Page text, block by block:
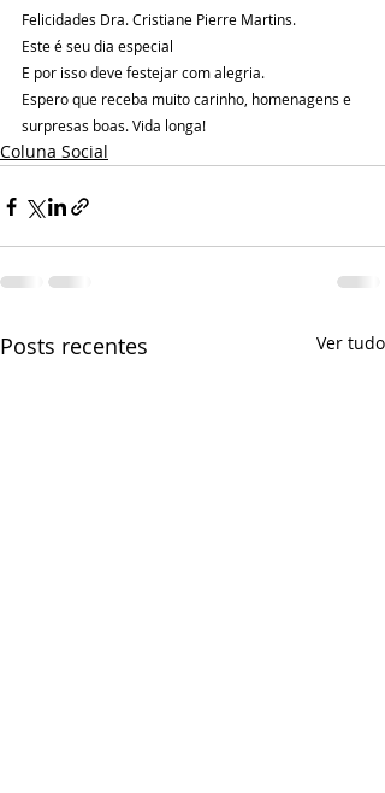
Felicidades Dra. Cristiane Pierre Martins.
Este é seu dia especial
E por isso deve festejar com alegria.
Espero que receba muito carinho, homenagens e
surpresas boas. Vida longa!
Coluna Social
Posts recentes Ver tudo